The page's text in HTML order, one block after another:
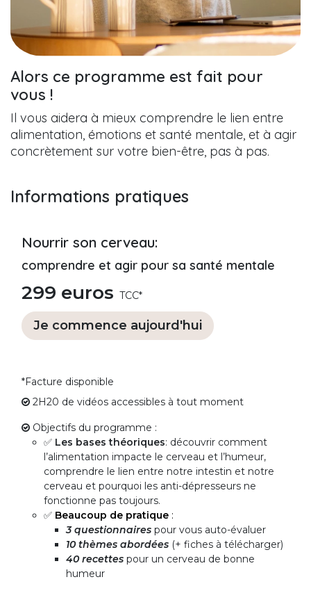
Alors ce programme est fait pour
vous !
Il vous aidera à mieux comprendre le lien entre
alimentation, émotions et santé mentale, et à agir
concrètement sur votre bien-être, pas à pas.
Informations pratiques
Nourrir son cerveau:
comprendre et agir pour sa santé mentale
299 euros TCC*
Je commence aujourd'hui
*Facture disponible
2H20 de vidéos accessibles à tout moment
Objectifs du programme :
✅ Les bases théoriques: découvrir comment
l’alimentation impacte le cerveau et l’humeur,
comprendre le lien entre notre intestin et notre
cerveau et pourquoi les anti-dépresseurs ne
fonctionne pas toujours.
✅ Beaucoup de pratique :
3 questionnaires pour vous auto-évaluer
10 thèmes abordées (+ fiches à télécharger)
40 recettes pour un cerveau de bonne
humeur